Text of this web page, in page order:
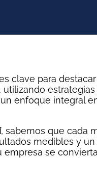
clave para
enfoque integral
, sabemos que cada
medibles y
se